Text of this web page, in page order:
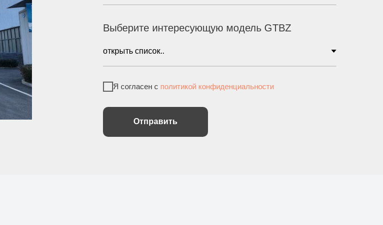
Выберите интересующую модель GTBZ
Я согласен с политикой конфиденциальности
Отправить